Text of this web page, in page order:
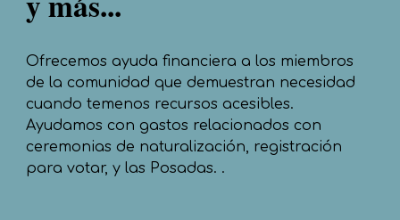
Ofrecemos ayuda financiera a los miembros
de la comunidad que demuestran necesidad
cuando temenos recursos acesibles.
Ayudamos con gastos relacionados con
ceremonias de naturalización, registración
para votar, y las Posadas. .